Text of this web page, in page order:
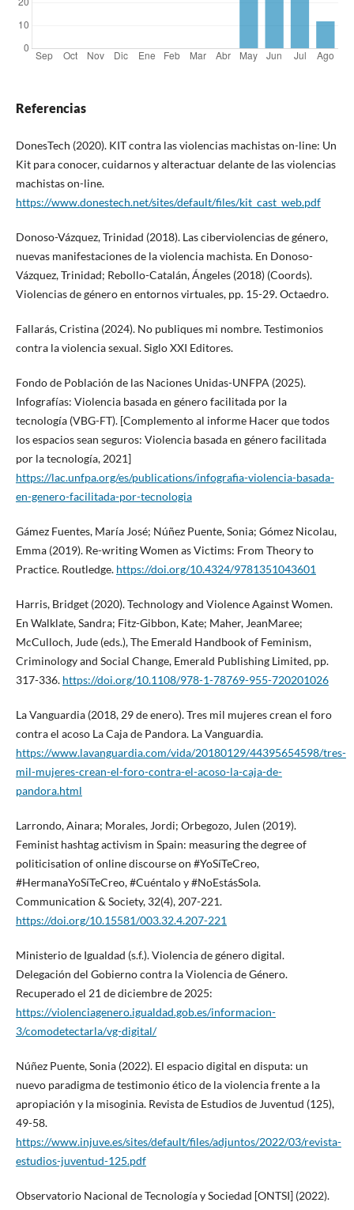
Referencias
DonesTech (2020). KIT contra las violencias machistas on-line: Un
Kit para conocer, cuidarnos y alteractuar delante de las violencias
machistas on-line.
https://www.donestech.net/sites/default/files/kit_cast_web.pdf
Donoso-Vázquez, Trinidad (2018). Las ciberviolencias de género,
nuevas manifestaciones de la violencia machista. En Donoso-
Vázquez, Trinidad; Rebollo-Catalán, Ángeles (2018) (Coords).
Violencias de género en entornos virtuales, pp. 15-29. Octaedro.
Fallarás, Cristina (2024). No publiques mi nombre. Testimonios
contra la violencia sexual. Siglo XXI Editores.
Fondo de Población de las Naciones Unidas-UNFPA (2025).
Infografías: Violencia basada en género facilitada por la
tecnología (VBG-FT). [Complemento al informe Hacer que todos
los espacios sean seguros: Violencia basada en género facilitada
por la tecnología, 2021]
https://lac.unfpa.org/es/publications/infografia-violencia-basada-
en-genero-facilitada-por-tecnologia
Gámez Fuentes, María José; Núñez Puente, Sonia; Gómez Nicolau,
Emma (2019). Re-writing Women as Victims: From Theory to
Practice. Routledge. https://doi.org/10.4324/9781351043601
Harris, Bridget (2020). Technology and Violence Against Women.
En Walklate, Sandra; Fitz-Gibbon, Kate; Maher, JeanMaree;
McCulloch, Jude (eds.), The Emerald Handbook of Feminism,
Criminology and Social Change, Emerald Publishing Limited, pp.
317-336. https://doi.org/10.1108/978-1-78769-955-720201026
La Vanguardia (2018, 29 de enero). Tres mil mujeres crean el foro
contra el acoso La Caja de Pandora. La Vanguardia.
https://www.lavanguardia.com/vida/20180129/44395654598/tres-
mil-mujeres-crean-el-foro-contra-el-acoso-la-caja-de-
pandora.html
Larrondo, Ainara; Morales, Jordi; Orbegozo, Julen (2019).
Feminist hashtag activism in Spain: measuring the degree of
politicisation of online discourse on #YoSíTeCreo,
#HermanaYoSíTeCreo, #Cuéntalo y #NoEstásSola.
Communication & Society, 32(4), 207-221.
https://doi.org/10.15581/003.32.4.207-221
Ministerio de Igualdad (s.f.). Violencia de género digital.
Delegación del Gobierno contra la Violencia de Género.
Recuperado el 21 de diciembre de 2025:
https://violenciagenero.igualdad.gob.es/informacion-
3/comodetectarla/vg-digital/
Núñez Puente, Sonia (2022). El espacio digital en disputa: un
nuevo paradigma de testimonio ético de la violencia frente a la
apropiación y la misoginia. Revista de Estudios de Juventud (125),
49-58.
https://www.injuve.es/sites/default/files/adjuntos/2022/03/revista-
estudios-juventud-125.pdf
Observatorio Nacional de Tecnología y Sociedad [ONTSI] (2022).